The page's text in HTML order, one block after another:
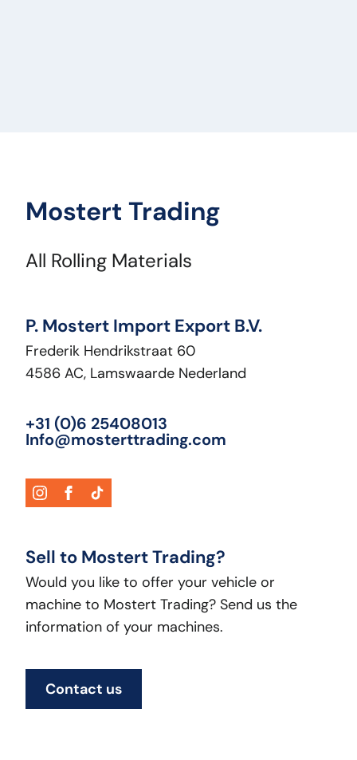
Mostert Trading
All Rolling Materials
P. Mostert Import Export B.V.
Frederik Hendrikstraat 60
4586 AC, Lamswaarde Nederland
+31 (0)6 25408013
Info@mosterttrading.com
Sell to Mostert Trading?
Would you like to offer your vehicle or
machine to Mostert Trading? Send us the
information of your machines.
Contact us